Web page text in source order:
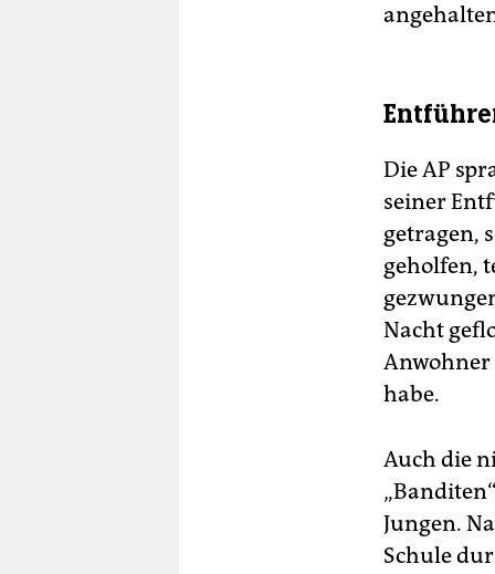
Die AP
seiner
getragen,
geholfen,
Nacht
Anwohner
habe.
Auch die
Jungen.
Schule